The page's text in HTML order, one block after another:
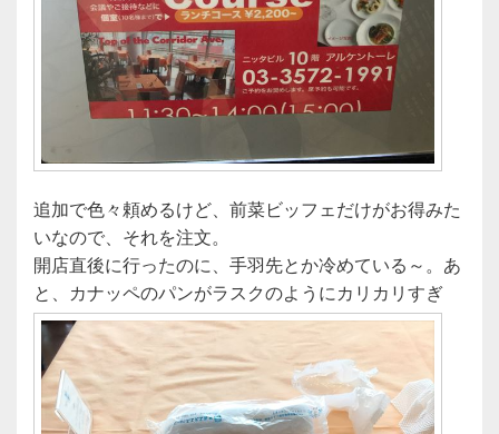
追加で色々頼めるけど、前菜ビッフェだけがお得みた
いなので、それを注文。
開店直後に行ったのに、手羽先とか冷めている～。あ
と、カナッペのパンがラスクのようにカリカリすぎ